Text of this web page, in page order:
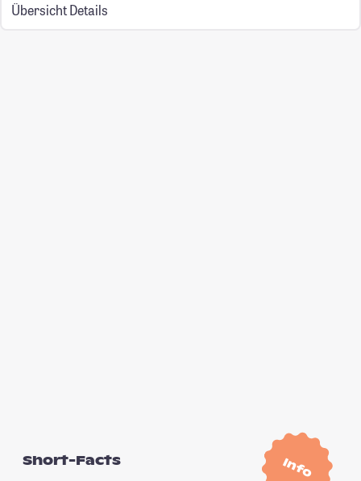
Übersicht Details
Info
Short-Facts